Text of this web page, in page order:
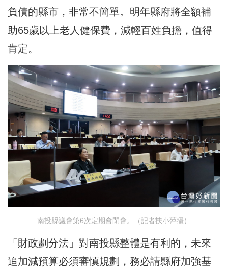
負債的縣市，非常不簡單。明年縣府將全額補
助65歲以上老人健保費，減輕百姓負擔，值得
肯定。
南投縣議會第6次定期會閉會。（記者扶小萍攝）
「財政劃分法」對南投縣整體是有利的，未來
追加減預算必須審慎規劃，務必請縣府加強基